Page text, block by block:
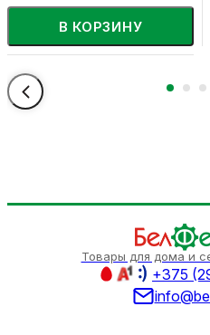
В КОРЗИНУ
Товары для дома и
+375